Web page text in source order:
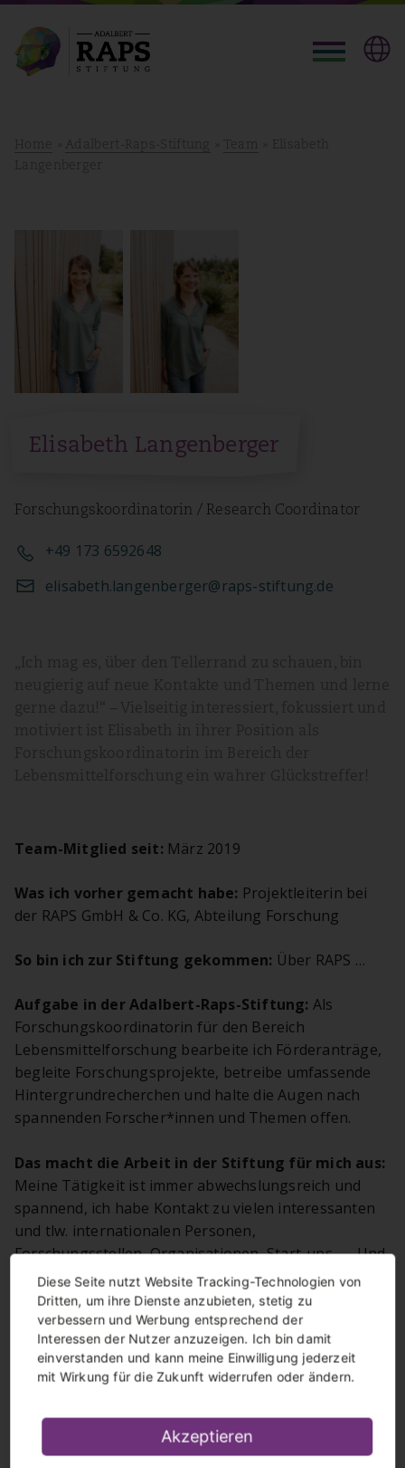
Home Adalbert-Raps-Stiftung Team
» Elisabeth
Langenberger
Elisabeth Langenberger
Forschungskoordinatorin / Research Coordinator
+49 173 6592648
elisabeth.langenberger@raps-stiftung.de
Team-Mitglied seit: März 2019
Was ich vorher gemacht habe: Projektleiterin bei
der RAPS GmbH & Co. KG, Abteilung Forschung
So bin ich zur Stiftung gekommen: Über RAPS …
Aufgabe in der Adalbert-Raps-Stiftung: Als
Forschungskoordinatorin für den Bereich
Lebensmittelforschung bearbeite ich Förderanträge,
begleite Forschungsprojekte, betreibe umfassende
Hintergrundrecherchen und halte die Augen nach
spannenden Forscher*innen und Themen offen.
Das macht die Arbeit in der Stiftung für mich aus:
Meine Tätigkeit ist immer abwechslungsreich und
spannend, ich habe Kontakt zu vielen interessanten
und tlw. internationalen Personen,
Forschungsstellen, Organisationen, Start-ups, …. Und
nicht zu vergessen: Ich bin Teil eines motivierten,
sympathischen Teams, dass das Privileg hat in einem
modernen Arbeitsumfeld zu wirken.
Diese drei Worte beschreiben mich am besten:
aufgeschlossen, interessiert, zuverlässig
authentischem Auftreten und
guten Argumenten
Diese Seite nutzt Website Tracking-Technologien von
Dritten, um ihre Dienste anzubieten, stetig zu
verbessern und Werbung entsprechend der
Interessen der Nutzer anzuzeigen. Ich bin damit
einverstanden und kann meine Einwilligung jederzeit
mit Wirkung für die Zukunft widerrufen oder ändern.
Akzeptieren